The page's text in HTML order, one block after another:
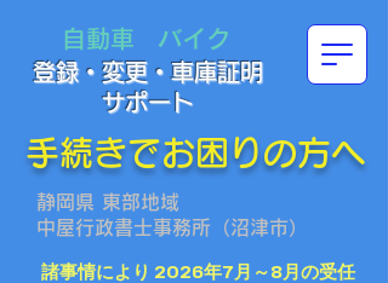
登​録・変更・車庫証明
サポート
手続きで​お​困りの方へ
静岡県 東部地域
​​中屋行政書士事務所（沼津市）​
自動車 バイク
諸事情により 2026年7月～8月の受任